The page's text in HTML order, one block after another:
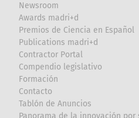
Newsroom
Awards madri+d
Premios de Ciencia en Español
Publications madri+d
Contractor Portal
Compendio legislativo
Formación
Contacto
Tablón de Anuncios